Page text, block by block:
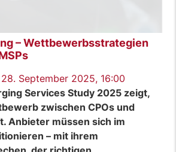
– Wettbewerbsstrategien
28. September 2025, 16:00
Services Study 2025 zeigt,
zwischen CPOs und
Anbieter müssen sich im
– mit ihrem